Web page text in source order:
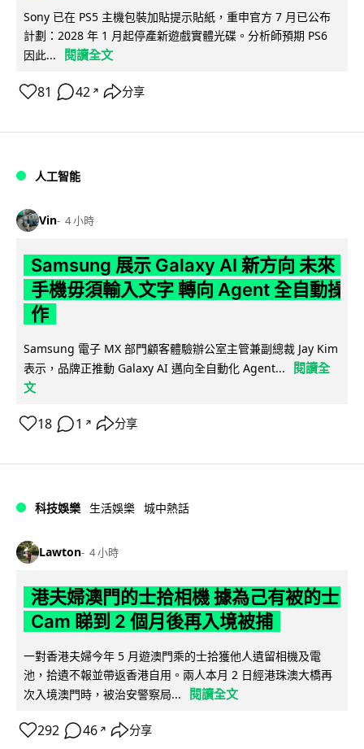
Sony 已在 PS5 主機包裝加貼提示貼紙，重申官方 7 月已公布
計劃：2028 年 1 月起停產新遊戲實體光碟。分析師預期 PS6
因此...
閱讀全文
81 42 ↗ 分享
人工智能
Vin 4 小時
Samsung 展示 Galaxy AI 新方向 未來
手機毋須輸入文字 轉向 Agent 全自動操
作
Samsung 電子 MX 部門顧客體驗辦公室主管兼副總裁 Jay Kim
表示，品牌正推動 Galaxy AI 邁向全自動化 Agent...
閱讀全
文
18 1 ↗ 分享
科技娛樂 生活娛樂 城中熱話
Lawton 4 小時
港夫婦澳門的士拾相機 據為己有被的士
Cam 睇到 2 個月後再入境被捕
一對香港夫婦今年 5 月遊澳門乘的士拾獲他人遺留相機及電
池，拾遺不報並帶返香港自用。兩人本月 2 日經港珠澳大橋再
次入境澳門時，被治安警察局...
閱讀全文
292 46 ↗ 分享